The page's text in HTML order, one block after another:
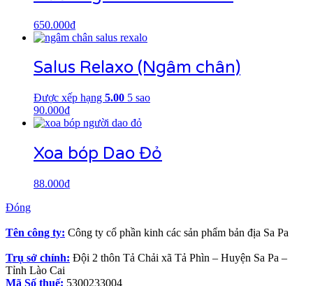
650.000₫
Salus Relaxo (Ngâm chân)
Được xếp hạng 5.00 5 sao
90.000₫
Xoa bóp Dao Đỏ
88.000₫
Đóng
Tên công ty: Công ty cổ phần kinh các sản phẩm bản địa Sa Pa
Trụ sở chính: Đội 2 thôn Tả Chải xã Tả Phìn – Huyện Sa Pa –
Tỉnh Lào Cai
Mã Số thuế: 5300233004